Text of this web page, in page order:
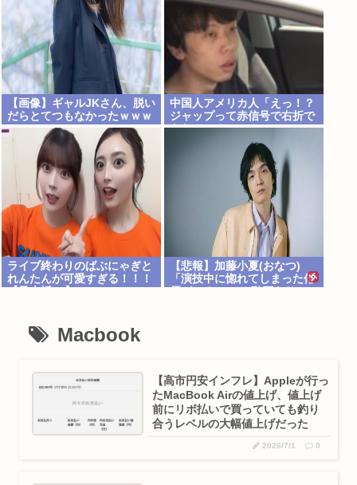
【画像】ギャルJKさん、脱い
だらとてつもなかったｗｗｗ
中国人アメリカ人「えっ！？
ジャップって赤信号で右折で
きないの？」
ライブ終わりのばぶにゃぎと
れんたんが可愛すぎる！！！
【悲報】加藤小夏(おなつ)
「演技中に惚れてしまった俳
Macbook
【高市円安インフレ】Appleが行っ
たMacBook Airの値上げ、値上げ
前にリボ払いで買っていても釣り
合うレベルの大幅値上げだった
2026/7/1 0